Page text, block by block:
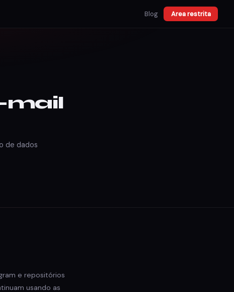
Blog Area restrita
mail
de dados
e repositórios
usando as